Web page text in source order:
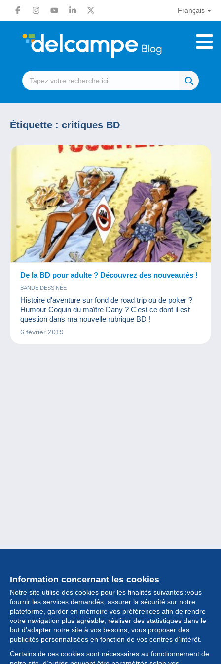
Français
Étiquette : critiques BD
De la BD pour adulte ? Découvrez des nouveautés !
BANDE DESSINÉE
Histoire d'aventure sur fond de road trip ou de poker ?
Humour Coquin du maître Dany ? C'est ce dont il est
question dans ma nouvelle rubrique BD !
6 février 2019
Information concernant les cookies
Notre site utilise des cookies pour les finalités suivantes :vous
fournir les services demandés, assurer la sécurité sur notre
plateforme, garder en mémoire vos préférences afin de rendre
votre navigation plus agréable, réaliser des statistiques dans le
but d’adapter notre site à vos besoins, vous proposer des
publicités personnalisées en fonction de vos centres d’intérêt.
Certains de ces cookies sont nécessaires au fonctionnement de
Collection
Actualités